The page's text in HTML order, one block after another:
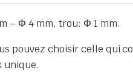
– Φ 4 mm, trou: Φ 1 mm.
pouvez choisir celle qui
unique.